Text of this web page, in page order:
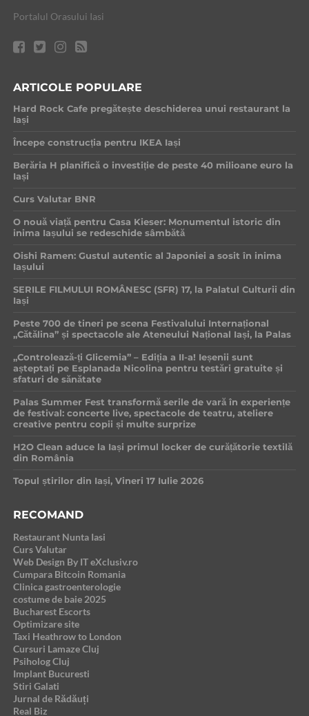
Portalul Orasului Iasi
ARTICOLE POPULARE
Hard Rock Cafe pregătește deschiderea unui restaurant la
Iași
Începe construcția pentru IKEA Iași
Berăria H planifică o investiție de peste 40 milioane euro la
Iași
Curs Valutar BNR
O nouă viață pentru Casa Kieser: Monumentul istoric din
inima Iașului se redeschide sâmbătă
Oishi Ramen: Gustul autentic al Japoniei a sosit în inima
Iașului
SERILE FILMULUI ROMÂNESC (SFR) 17, la Palatul Culturii din
Iași
Peste 700 de tineri pe scena Festivalului Internațional
„Cătălina” și spectacole ale Ateneului Național Iași, la Palas
„Controlează-ți Glicemia” – Ediția a II-a! Ieșenii sunt
așteptați pe Esplanada Nicolina pentru testări gratuite și
sfaturi de sănătate
Palas Summer Fest transformă serile de vară în experiențe
de festival: concerte live, spectacole de teatru, ateliere
creative pentru copii și multe surprize
H2O Clean aduce la Iași primul locker de curățătorie textilă
din România
Topul știrilor din Iași, Vineri 17 Iulie 2026
RECOMAND
Restaurant Nunta Iasi
Curs Valutar
Web Design By IT eXclusiv.ro
Cumpara Bitcoin Romania
Clinica gastroenterologie
costume de baie 2025
Bucharest Escorts
Optimizare site
Taxi Heathrow to London
Cursuri Lamaze Cluj
Psiholog Cluj
Implant Bucuresti
Stiri Galati
Jurnal de Rădăuți
Real Biz